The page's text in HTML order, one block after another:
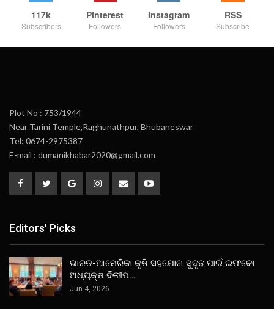
117k
Subscribers
Pinterest
Followers
Instagram
Followers
RSS
Subscribe
Plot No : 753/1944
Near Tarini Temple,Raghunathpur, Bhubaneswar
Tel: 0674-2975387
E-mail : dumanikhabar2020@gmail.com
Editors' Picks
ଭାରତ-ଆମେରିକା କୃଷି ସହଯୋଗ ସୁଦୃଢ ପାଇଁ ଇଫକୋ
ଅଧ୍ୟକ୍ଷ ଦିଲୀପ…
Jun 4, 2026